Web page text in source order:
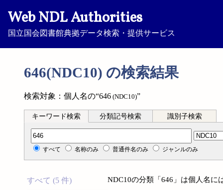
Web NDL Authorities
国立国会図書館典拠データ検索・提供サービス
646(NDC10) の検索結果
検索対象：個人名の“646 (NDC10)”
キーワード検索 分類記号検索 識別子検索
分類記号検索
すべて 名称のみ 普通件名のみ ジャンルのみ
すべて (5 件)
NDC10の分類「646」は個人名に